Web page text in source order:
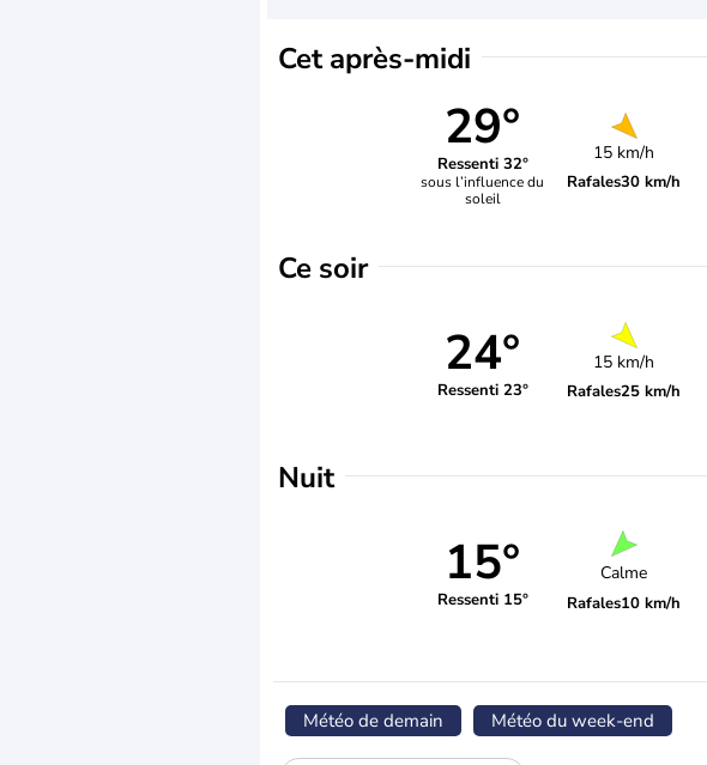
Cet après-midi
29°
Ressenti 32°
sous l’influence du
soleil
15 km/h
Rafales30 km/h
Ce soir
24°
Ressenti 23°
15 km/h
Rafales25 km/h
Nuit
15°
Ressenti 15°
Calme
Rafales10 km/h
Météo de demain Météo du week-end